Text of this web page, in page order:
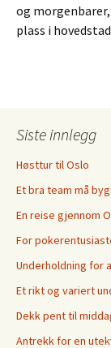
og
plass i
Siste innlegg
Høsttur til Oslo
Et bra team må
En reise gjennom
For
Underholdning for
Et rikt og variert
Dekk pent til
Antrekk for en